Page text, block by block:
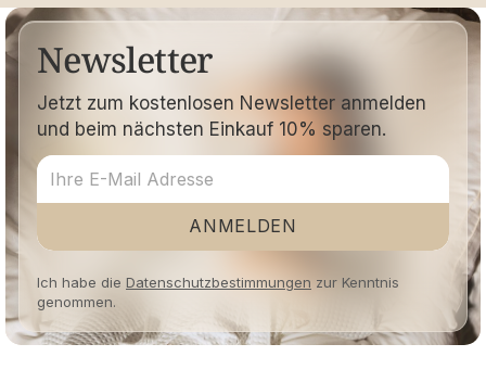
Newsletter
Jetzt zum kostenlosen Newsletter anmelden
und beim nächsten Einkauf 10% sparen.
ANMELDEN
Ich habe die Datenschutzbestimmungen zur Kenntnis
genommen.